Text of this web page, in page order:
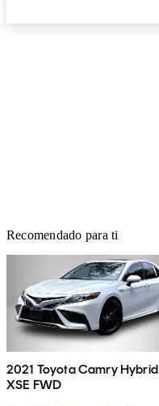
Recomendado para ti
2021 Toyota Camry Hybrid
XSE FWD